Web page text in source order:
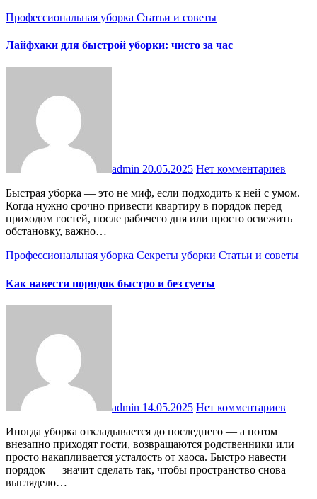
Профессиональная уборка Статьи и советы
Лайфхаки для быстрой уборки: чисто за час
admin 20.05.2025 Нет комментариев
Быстрая уборка — это не миф, если подходить к ней с умом.
Когда нужно срочно привести квартиру в порядок перед
приходом гостей, после рабочего дня или просто освежить
обстановку, важно…
Профессиональная уборка Секреты уборки Статьи и советы
Как навести порядок быстро и без суеты
admin 14.05.2025 Нет комментариев
Иногда уборка откладывается до последнего — а потом
внезапно приходят гости, возвращаются родственники или
просто накапливается усталость от хаоса. Быстро навести
порядок — значит сделать так, чтобы пространство снова
выглядело…